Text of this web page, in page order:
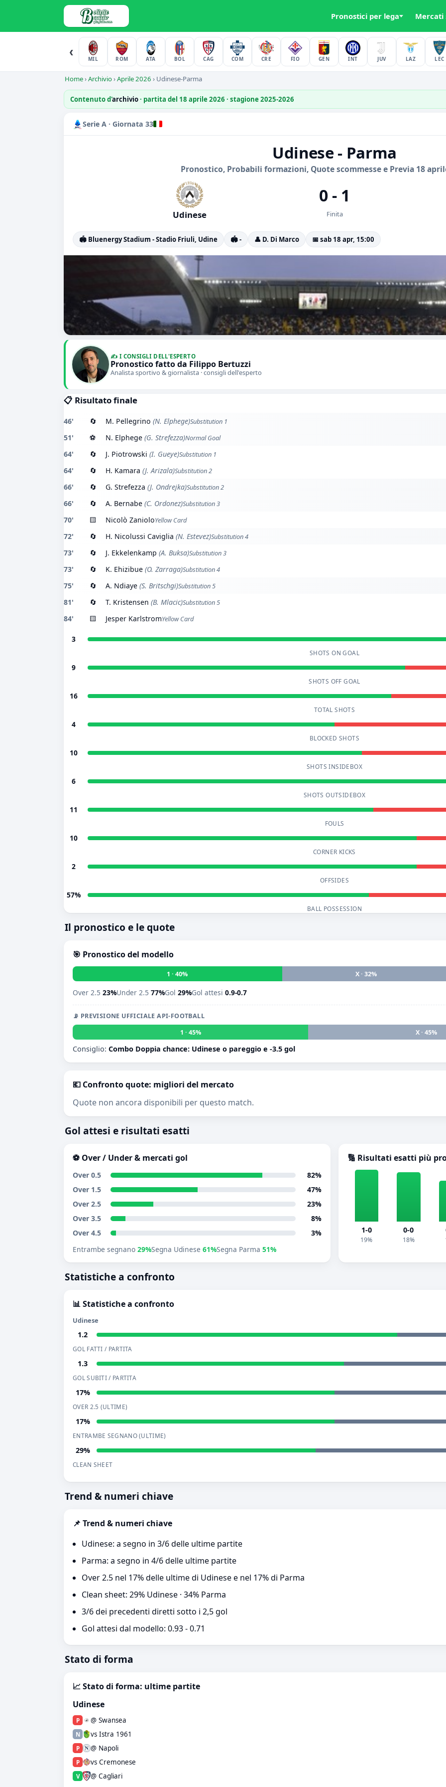
Pronostici per lega Mercati
‹
MIL ROM ATA BOL CAG COM CRE FIO GEN INT JUV LAZ LEC
Home›Archivio›Aprile 2026 › Udinese-Parma
Contenuto d'archivio· partita del 18 aprile 2026 · stagione 2025-2026
Serie A · Giornata 33
Udinese - Parma
Pronostico, Probabili formazioni, Quote scommesse e Previa 18
Udinese
0 - 1
Finita
🏟️ Bluenergy Stadium - Stadio Friuli, Udine 🏟️ - 👤 D. Di Marco 📅 sab 18 apr, 15:00
✍️ I CONSIGLI DELL'ESPERTO
Pronostico fatto da Filippo Bertuzzi
Analista sportivo & giornalista · consigli dell'esperto
📋 Risultato finale
46' 🔄 M. Pellegrino (N. Elphege)Substitution 1
51' ⚽ N. Elphege (G. Strefezza)Normal Goal
64' 🔄 J. Piotrowski (I. Gueye)Substitution 1
64' 🔄 H. Kamara (J. Arizala)Substitution 2
66' 🔄 G. Strefezza (J. Ondrejka)Substitution 2
66' 🔄 A. Bernabe (C. Ordonez)Substitution 3
70' 🟨 Nicolò ZanioloYellow Card
72' 🔄 H. Nicolussi Caviglia (N. Estevez)Substitution 4
73' 🔄 J. Ekkelenkamp (A. Buksa)Substitution 3
73' 🔄 K. Ehizibue (O. Zarraga)Substitution 4
75' 🔄 A. Ndiaye (S. Britschgi)Substitution 5
81' 🔄 T. Kristensen (B. Mlacic)Substitution 5
84' 🟨 Jesper KarlstromYellow Card
3
SHOTS ON GOAL
9
SHOTS OFF GOAL
16
TOTAL SHOTS
4
BLOCKED SHOTS
10
SHOTS INSIDEBOX
6
SHOTS OUTSIDEBOX
11
FOULS
10
CORNER KICKS
2
OFFSIDES
57%
BALL POSSESSION
Il pronostico e le quote
🎯 Pronostico del modello
1 · 40% X · 32%
Over 2.5 23%Under 2.5 77%Gol 29%Gol attesi 0.9-0.7
📡 PREVISIONE UFFICIALE API-FOOTBALL
1 · 45%
X · 45%
Consiglio: Combo Doppia chance: Udinese o pareggio e -3.5 gol
💶 Confronto quote: migliori del mercato
Quote non ancora disponibili per questo match.
Gol attesi e risultati esatti
⚽ Over / Under & mercati gol
Over 0.5
82%
Over 1.5
47%
Over 2.5
23%
Over 3.5
8%
Over 4.5
3%
Entrambe segnano 29%Segna Udinese 61%Segna Parma 51%
🔢 Risultati esatti più
1-0
19%
0-0
18%
Statistiche a confronto
📊 Statistiche a confronto
Udinese
1.2
GOL FATTI / PARTITA
1.3
GOL SUBITI / PARTITA
17%
OVER 2.5 (ULTIME)
17%
ENTRAMBE SEGNANO (ULTIME)
29%
CLEAN SHEET
Trend & numeri chiave
📌 Trend & numeri chiave
Udinese: a segno in 3/6 delle ultime partite
Parma: a segno in 4/6 delle ultime partite
Over 2.5 nel 17% delle ultime di Udinese e nel 17% di Parma
Clean sheet: 29% Udinese · 34% Parma
3/6 dei precedenti diretti sotto i 2,5 gol
Gol attesi dal modello: 0.93 - 0.71
Stato di forma
📈 Stato di forma: ultime partite
Udinese
P @ Swansea
N vs Istra 1961
P @ Napoli
P vs Cremonese
V @ Cagliari